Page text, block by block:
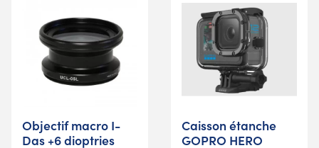
Objectif macro I-
Das +6 dioptries
Caisson étanche
GOPRO HERO